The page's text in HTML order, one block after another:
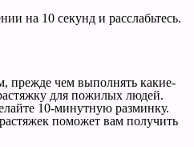
на 10 секунд и расслабьтесь.
прежде чем выполнять какие-
для пожилых людей.
10-минутную разминку.
поможет вам получить